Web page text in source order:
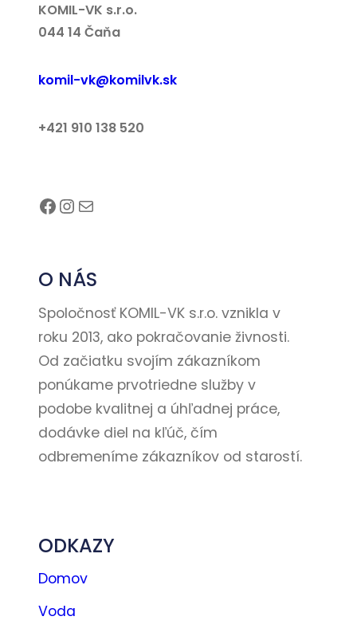
KOMIL-VK s.r.o.
044 14 Čaňa
komil-vk@komilvk.sk
+421 910 138 520
Facebook InstagramE-mail
O NÁS
Spoločnosť KOMIL-VK s.r.o. vznikla v
roku 2013, ako pokračovanie živnosti.
Od začiatku svojím zákazníkom
ponúkame prvotriedne služby v
podobe kvalitnej a úhľadnej práce,
dodávke diel na kľúč, čím
odbremeníme zákazníkov od starostí.
ODKAZY
Domov
Voda